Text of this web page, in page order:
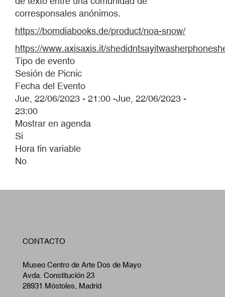
corresponsales anónimos.
https://bomdiabooks.de/product/noa-snow/
https://www.axisaxis.it/
Tipo de evento
Sesión de Picnic
Fecha del Evento
Jue, 22/06/2023 - 21:00 -Jue, 22/06/2023 -
23:00
Mostrar en agenda
Si
Hora fin variable
No
CONTACTO
Museo Centro de Arte Dos de Mayo
Avda. Constitución 23
28931 Móstoles, Madrid